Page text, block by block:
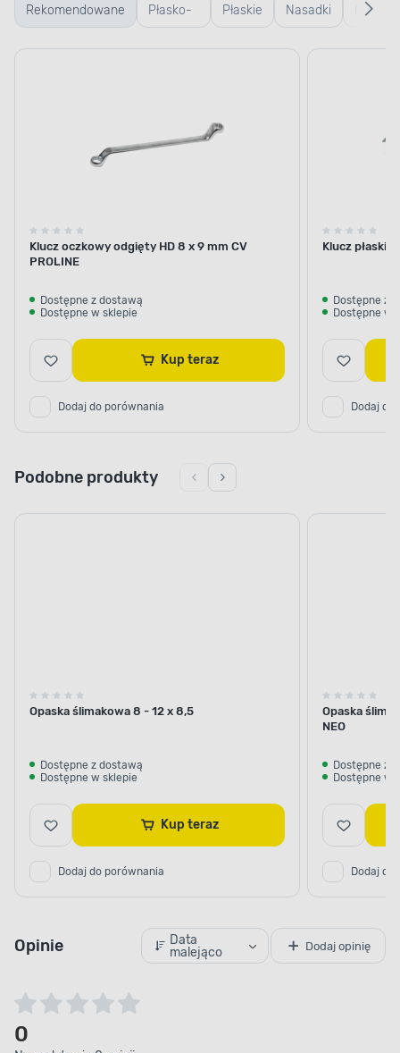
Rekomendowane Płasko-
oczkowe
Płaskie Nasadki
Klucz oczkowy odgięty HD 8 x 9 mm CV
PROLINE
Dostępne z dostawą
Dostępne w sklepie
Kup teraz
Dodaj do porównania
Klucz płaski
Dostępne z
Dostępne w
Dodaj do
Podobne produkty
Opaska ślimakowa 8 - 12 x 8,5
Dostępne z dostawą
Dostępne w sklepie
Kup teraz
Dodaj do porównania
Opaska
NEO
Dostępne z
Dostępne w
Dodaj do
Opinie
Data
malejąco
Dodaj opinię
0